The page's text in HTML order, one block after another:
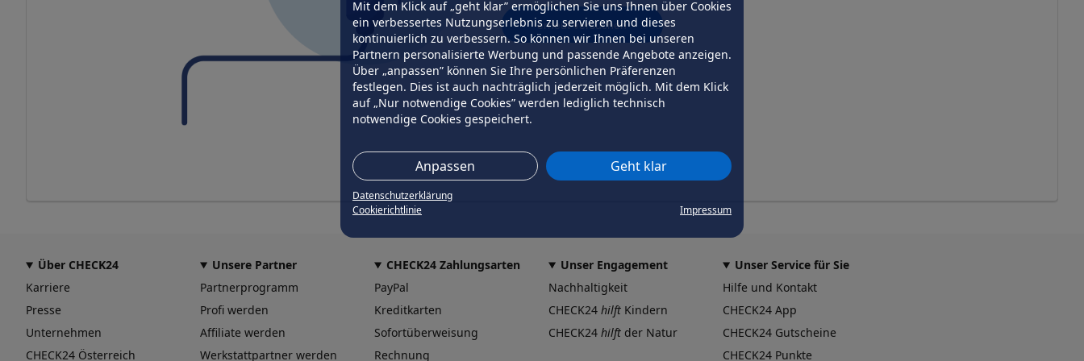
Mit dem Klick auf „geht klar” ermöglichen Sie uns Ihnen über Cookies
ein verbessertes Nutzungserlebnis zu servieren und dieses
kontinuierlich zu verbessern. So können wir Ihnen bei unseren
Partnern personalisierte Werbung und passende Angebote anzeigen.
Über „anpassen” können Sie Ihre persönlichen Präferenzen
festlegen. Dies ist auch nachträglich jederzeit möglich. Mit dem Klick
auf „Nur notwendige Cookies” werden lediglich technisch
notwendige Cookies gespeichert.
Anpassen Geht klar
Datenschutzerklärung
Cookierichtlinie
Impressum
erneut versuchen
Über CHECK24
Karriere
Presse
Unternehmen
CHECK24 Österreich
Unsere Partner
Partnerprogramm
Profi werden
Affiliate werden
Werkstattpartner werden
CHECK24 Zahlungsarten
PayPal
Kreditkarten
Sofortüberweisung
Rechnung
Unser Engagement
Nachhaltigkeit
CHECK24 hilft Kindern
CHECK24 hilft der Natur
Unser Service für Sie
Hilfe und Kontakt
CHECK24 App
CHECK24 Gutscheine
CHECK24 Punkte